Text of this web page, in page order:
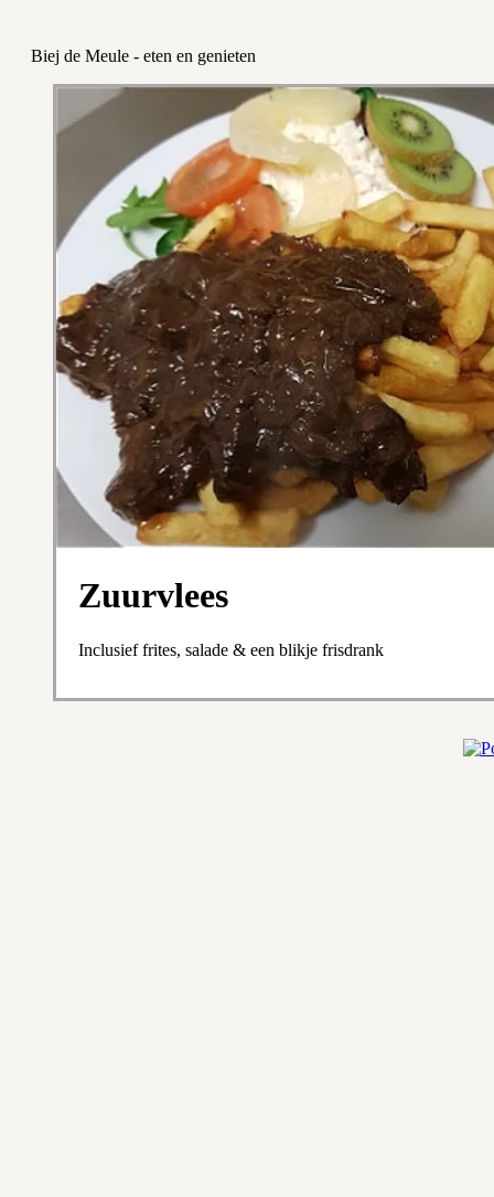
Biej de Meule - eten en genieten
Zuurvlees
Inclusief frites, salade & een blikje frisdrank